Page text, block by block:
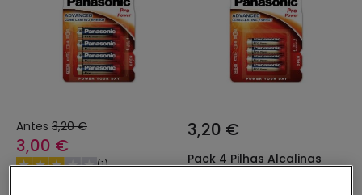
Antes 3,20 €
3,00 €
(1)
3,20 €
Pack 4 Pilhas Alcalinas